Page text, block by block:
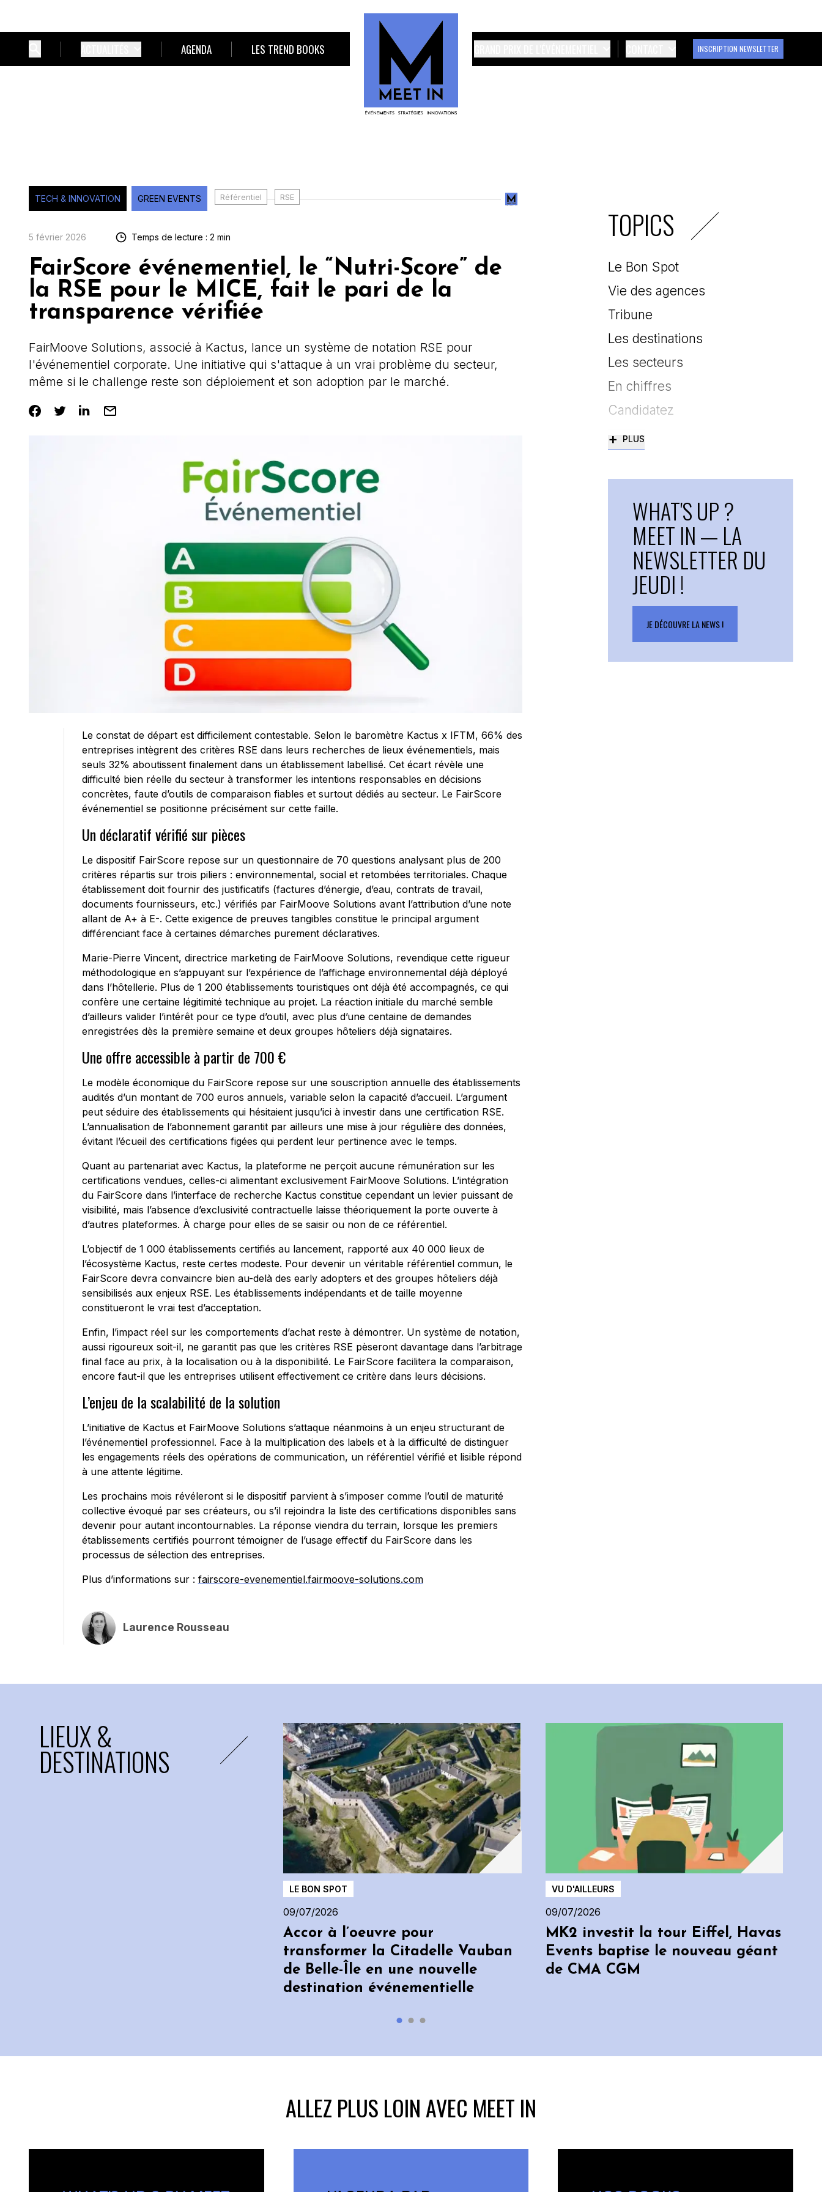
AGENDA LES TREND BOOKS INSCRIPTION NEWSLETTER
TECH & INNOVATION GREEN EVENTS Référentiel RSE
5 février 2026 Temps de lecture : 2 min
FairScore événementiel, le “Nutri-Score” de
la RSE pour le MICE, fait le pari de la
transparence vérifiée
FairMoove Solutions, associé à Kactus, lance un système de notation RSE pour
l'événementiel corporate. Une initiative qui s'attaque à un vrai problème du secteur,
même si le challenge reste son déploiement et son adoption par le marché.
Le constat de départ est difficilement contestable. Selon le baromètre Kactus x IFTM, 66% des
entreprises intègrent des critères RSE dans leurs recherches de lieux événementiels, mais
seuls 32% aboutissent finalement dans un établissement labellisé. Cet écart révèle une
difficulté bien réelle du secteur à transformer les intentions responsables en décisions
concrètes, faute d’outils de comparaison fiables et surtout dédiés au secteur. Le FairScore
événementiel se positionne précisément sur cette faille.
Un déclaratif vérifié sur pièces
Le dispositif FairScore repose sur un questionnaire de 70 questions analysant plus de 200
critères répartis sur trois piliers : environnemental, social et retombées territoriales. Chaque
établissement doit fournir des justificatifs (factures d’énergie, d’eau, contrats de travail,
documents fournisseurs, etc.) vérifiés par FairMoove Solutions avant l’attribution d’une note
allant de A+ à E-. Cette exigence de preuves tangibles constitue le principal argument
différenciant face à certaines démarches purement déclaratives.
Marie-Pierre Vincent, directrice marketing de FairMoove Solutions, revendique cette rigueur
méthodologique en s’appuyant sur l’expérience de l’affichage environnemental déjà déployé
dans l’hôtellerie. Plus de 1 200 établissements touristiques ont déjà été accompagnés, ce qui
confère une certaine légitimité technique au projet. La réaction initiale du marché semble
d’ailleurs valider l’intérêt pour ce type d’outil, avec plus d’une centaine de demandes
enregistrées dès la première semaine et deux groupes hôteliers déjà signataires.
Une offre accessible à partir de 700 €
Le modèle économique du FairScore repose sur une souscription annuelle des établissements
audités d’un montant de 700 euros annuels, variable selon la capacité d’accueil. L’argument
peut séduire des établissements qui hésitaient jusqu’ici à investir dans une certification RSE.
L’annualisation de l’abonnement garantit par ailleurs une mise à jour régulière des données,
évitant l’écueil des certifications figées qui perdent leur pertinence avec le temps.
Quant au partenariat avec Kactus, la plateforme ne perçoit aucune rémunération sur les
certifications vendues, celles-ci alimentant exclusivement FairMoove Solutions. L’intégration
du FairScore dans l’interface de recherche Kactus constitue cependant un levier puissant de
visibilité, mais l’absence d’exclusivité contractuelle laisse théoriquement la porte ouverte à
d’autres plateformes. À charge pour elles de se saisir ou non de ce référentiel.
L’objectif de 1 000 établissements certifiés au lancement, rapporté aux 40 000 lieux de
l’écosystème Kactus, reste certes modeste. Pour devenir un véritable référentiel commun, le
FairScore devra convaincre bien au-delà des early adopters et des groupes hôteliers déjà
sensibilisés aux enjeux RSE. Les établissements indépendants et de taille moyenne
constitueront le vrai test d’acceptation.
Enfin, l’impact réel sur les comportements d’achat reste à démontrer. Un système de notation,
aussi rigoureux soit-il, ne garantit pas que les critères RSE pèseront davantage dans l’arbitrage
final face au prix, à la localisation ou à la disponibilité. Le FairScore facilitera la comparaison,
encore faut-il que les entreprises utilisent effectivement ce critère dans leurs décisions.
L’enjeu de la scalabilité de la solution
L’initiative de Kactus et FairMoove Solutions s’attaque néanmoins à un enjeu structurant de
l’événementiel professionnel. Face à la multiplication des labels et à la difficulté de distinguer
les engagements réels des opérations de communication, un référentiel vérifié et lisible répond
à une attente légitime.
Les prochains mois révéleront si le dispositif parvient à s’imposer comme l’outil de maturité
collective évoqué par ses créateurs, ou s’il rejoindra la liste des certifications disponibles sans
devenir pour autant incontournables. La réponse viendra du terrain, lorsque les premiers
établissements certifiés pourront témoigner de l’usage effectif du FairScore dans les
processus de sélection des entreprises.
Plus d’informations sur : fairscore-evenementiel.fairmoove-solutions.com
Laurence Rousseau
TOPICS
Le Bon Spot
Vie des agences
Tribune
Les destinations
Les secteurs
En chiffres
Candidatez
+ PLUS
WHAT'S UP ?
MEET IN — LA
NEWSLETTER DU
JEUDI !
JE DÉCOUVRE LA NEWS !
LIEUX &
DESTINATIONS
LE BON SPOT
09/07/2026
Accor à l’oeuvre pour
transformer la Citadelle Vauban
de Belle-Île en une nouvelle
destination événementielle
VU D'AILLEURS
09/07/2026
MK2 investit la tour Eiffel, Havas
Events baptise le nouveau géant
de CMA CGM
ALLEZ PLUS LOIN AVEC MEET IN